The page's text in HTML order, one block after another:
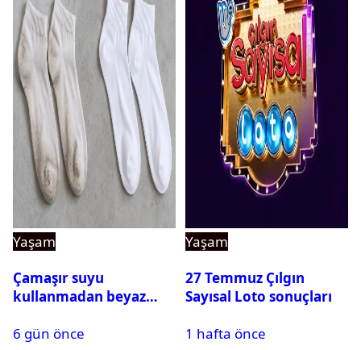
Yaşam
Çamaşır suyu
kullanmadan beyaz
yapan doğal yöntem
6 gün önce
Yaşam
27 Temmuz Çılgın
Sayısal Loto sonuçları
1 hafta önce